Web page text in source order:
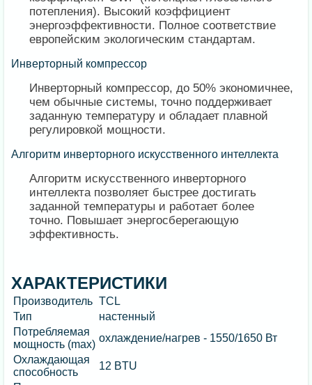
потепления). Высокий коэффициент
энергоэффективности. Полное соответствие
европейским экологическим стандартам.
Инверторный компрессор
Инверторный компрессор, до 50% экономичнее,
чем обычные системы, точно поддерживает
заданную температуру и обладает плавной
регулировкой мощности.
Алгоритм инверторного искусственного интеллекта
Алгоритм искусственного инверторного
интеллекта позволяет быстрее достигать
заданной температуры и работает более
точно. Повышает энергосберегающую
эффективность.
ХАРАКТЕРИСТИКИ
Производитель TCL
Тип
настенный
Потребляемая
мощность (max)
охлаждение/нагрев - 1550/1650 Вт
Охлаждающая
способность
12 BTU